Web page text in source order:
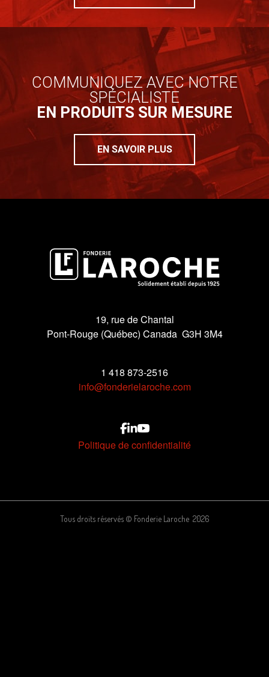
COMMUNIQUEZ AVEC NOTRE
SPÉCIALISTE
EN PRODUITS SUR MESURE
EN SAVOIR PLUS
19, rue de Chantal
Pont-Rouge (Québec) Canada G3H 3M4
1 418 873-2516
info@fonderielaroche.com
Politique de confidentialité
Tous droits réservés © Fonderie Laroche 2026